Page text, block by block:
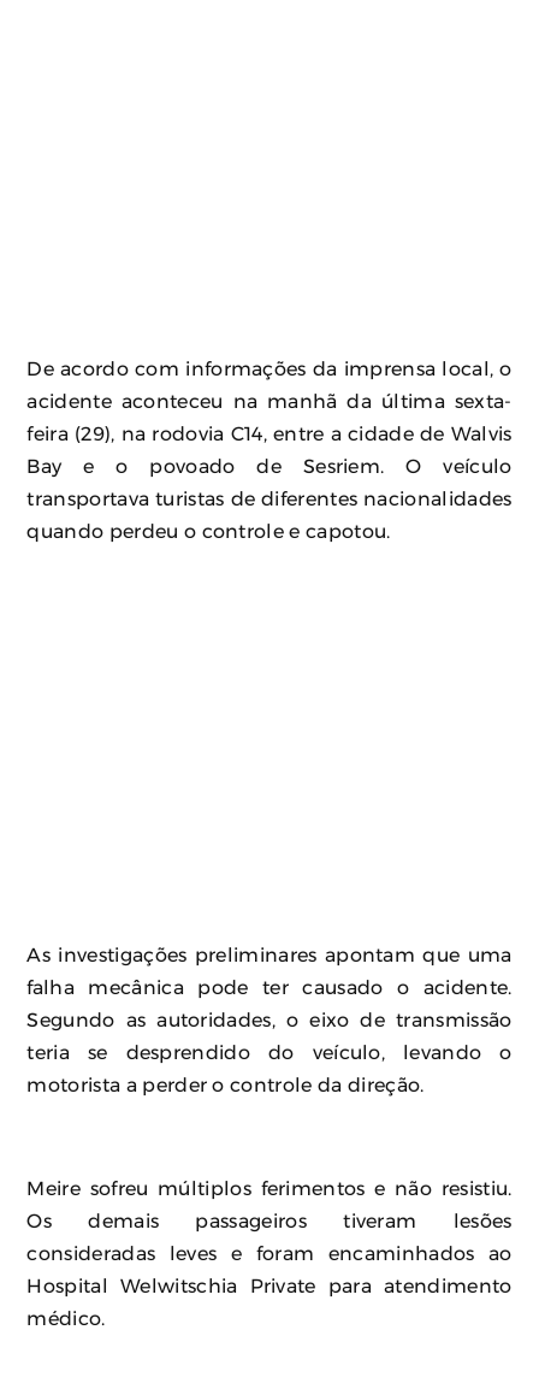
De acordo com informações da imprensa local, o
acidente aconteceu na manhã da última sexta-
feira (29), na rodovia C14, entre a cidade de Walvis
Bay e o povoado de Sesriem. O veículo
transportava turistas de diferentes nacionalidades
quando perdeu o controle e capotou.
As investigações preliminares apontam que uma
falha mecânica pode ter causado o acidente.
Segundo as autoridades, o eixo de transmissão
teria se desprendido do veículo, levando o
motorista a perder o controle da direção.
Meire sofreu múltiplos ferimentos e não resistiu.
Os demais passageiros tiveram lesões
consideradas leves e foram encaminhados ao
Hospital Welwitschia Private para atendimento
médico.